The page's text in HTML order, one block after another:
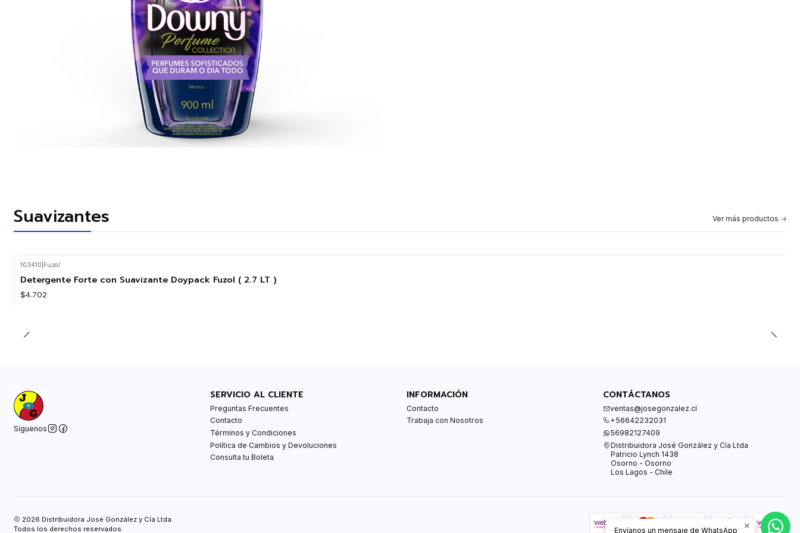
Suavizantes Ver más productos
103410 Fuzol
Detergente Forte con Suavizante Doypack Fuzol ( 2.7 LT )
$4.702
Síguenos
SERVICIO AL CLIENTE
Preguntas Frecuentes
Contacto
Términos y Condiciones
Política de Cambios y Devoluciones
Consulta tu Boleta
INFORMACIÓN
Contacto
Trabaja con Nosotros
CONTÁCTANOS
ventas@josegonzalez.cl
+56642232031
56982127409
Distribuidora José González y Cía Ltda
Patricio Lynch 1438
Osorno - Osorno
Los Lagos - Chile
2026 Distribuidora José González y Cía Ltda.
Todos los derechos reservados.
Envíanos un mensaje de WhatsApp